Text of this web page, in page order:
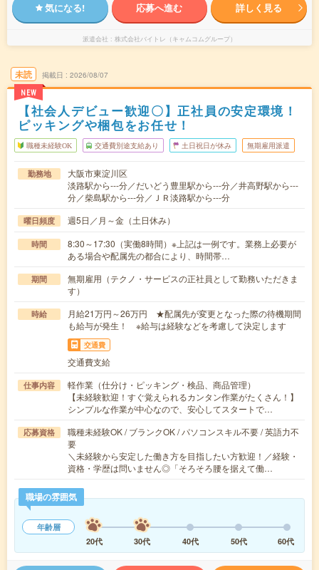
気になる! 応募へ進む 詳しく見る
派遣会社 株式会社バイトレ（キャムコムグループ）
未読
NEW
掲載日 2026/08/07
【社会人デビュー歓迎〇】正社員の安定環境！
ピッキングや梱包をお任せ！
職種未経験OK 交通費別途支給あり 土日祝日が休み 無期雇用派遣
勤務地
大阪市東淀川区
淡路駅から---分／だいどう豊里駅から---分／井高野駅から---
分／柴島駅から---分／ＪＲ淡路駅から---分
曜日頻度 週5日／月～金（土日休み）
時間
8:30～17:30（実働8時間）※上記は一例です。業務上必要が
ある場合や配属先の都合により、時間帯…
期間
無期雇用（テクノ・サービスの正社員として勤務いただきま
す）
時給
月給21万円～26万円 ★配属先が変更となった際の待機期間
も給与が発生！ ※給与は経験などを考慮して決定します
交通費
交通費支給
仕事内容
軽作業（仕分け・ピッキング・検品、商品管理）
【未経験歓迎！すぐ覚えられるカンタン作業がたくさん！】
シンプルな作業が中心なので、安心してスタートで…
応募資格
職種未経験OK / ブランクOK / パソコンスキル不要 / 英語力不
要
＼未経験から安定した働き方を目指したい方歓迎！／経験・
資格・学歴は問いません◎「そろそろ腰を据えて働…
職場の雰囲気
年齢層
20代
30代 40代 50代 60代